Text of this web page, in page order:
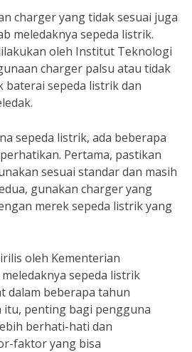
charger yang tidak sesuai juga
meledaknya sepeda listrik.
oleh Institut Teknologi
charger palsu atau tidak
baterai sepeda listrik dan
sepeda listrik, ada beberapa
Pertama, pastikan
sesuai standar dan masih
gunakan charger yang
merek sepeda listrik yang
oleh Kementerian
sepeda listrik
dalam beberapa tahun
itu, penting bagi pengguna
berhati-hati dan
faktor yang bisa